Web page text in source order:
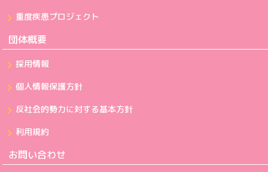
重度疾患プロジェクト
団体概要
採用情報
個人情報保護方針
反社会的勢力に対する基本方針
利用規約
お問い合わせ